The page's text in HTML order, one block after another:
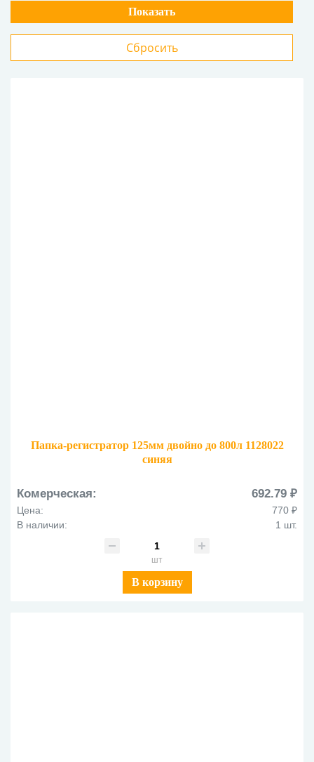
Папка-регистратор 125мм двойно до 800л 1128022
синяя
Комерческая: 692.79 ₽
Цена:
770 ₽
В наличии:
1 шт.
шт
В корзину